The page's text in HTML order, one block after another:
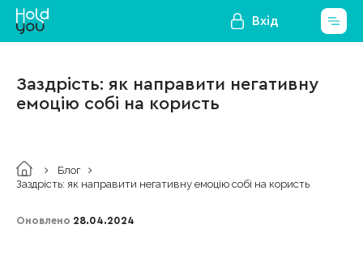
Вхід
Заздрість: як направити негативну
емоцію собі на користь
Блог
Заздрість: як направити негативну емоцію собі на користь
Оновлено 28.04.2024